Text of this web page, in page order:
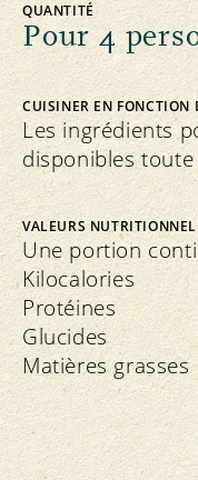
QUANTITÉ
Pour 4
CUISINER EN FONCTION
Les ingrédients
disponibles toute
VALEURS
Une portion
Kilocalories
Protéines
Glucides
Matières grasses